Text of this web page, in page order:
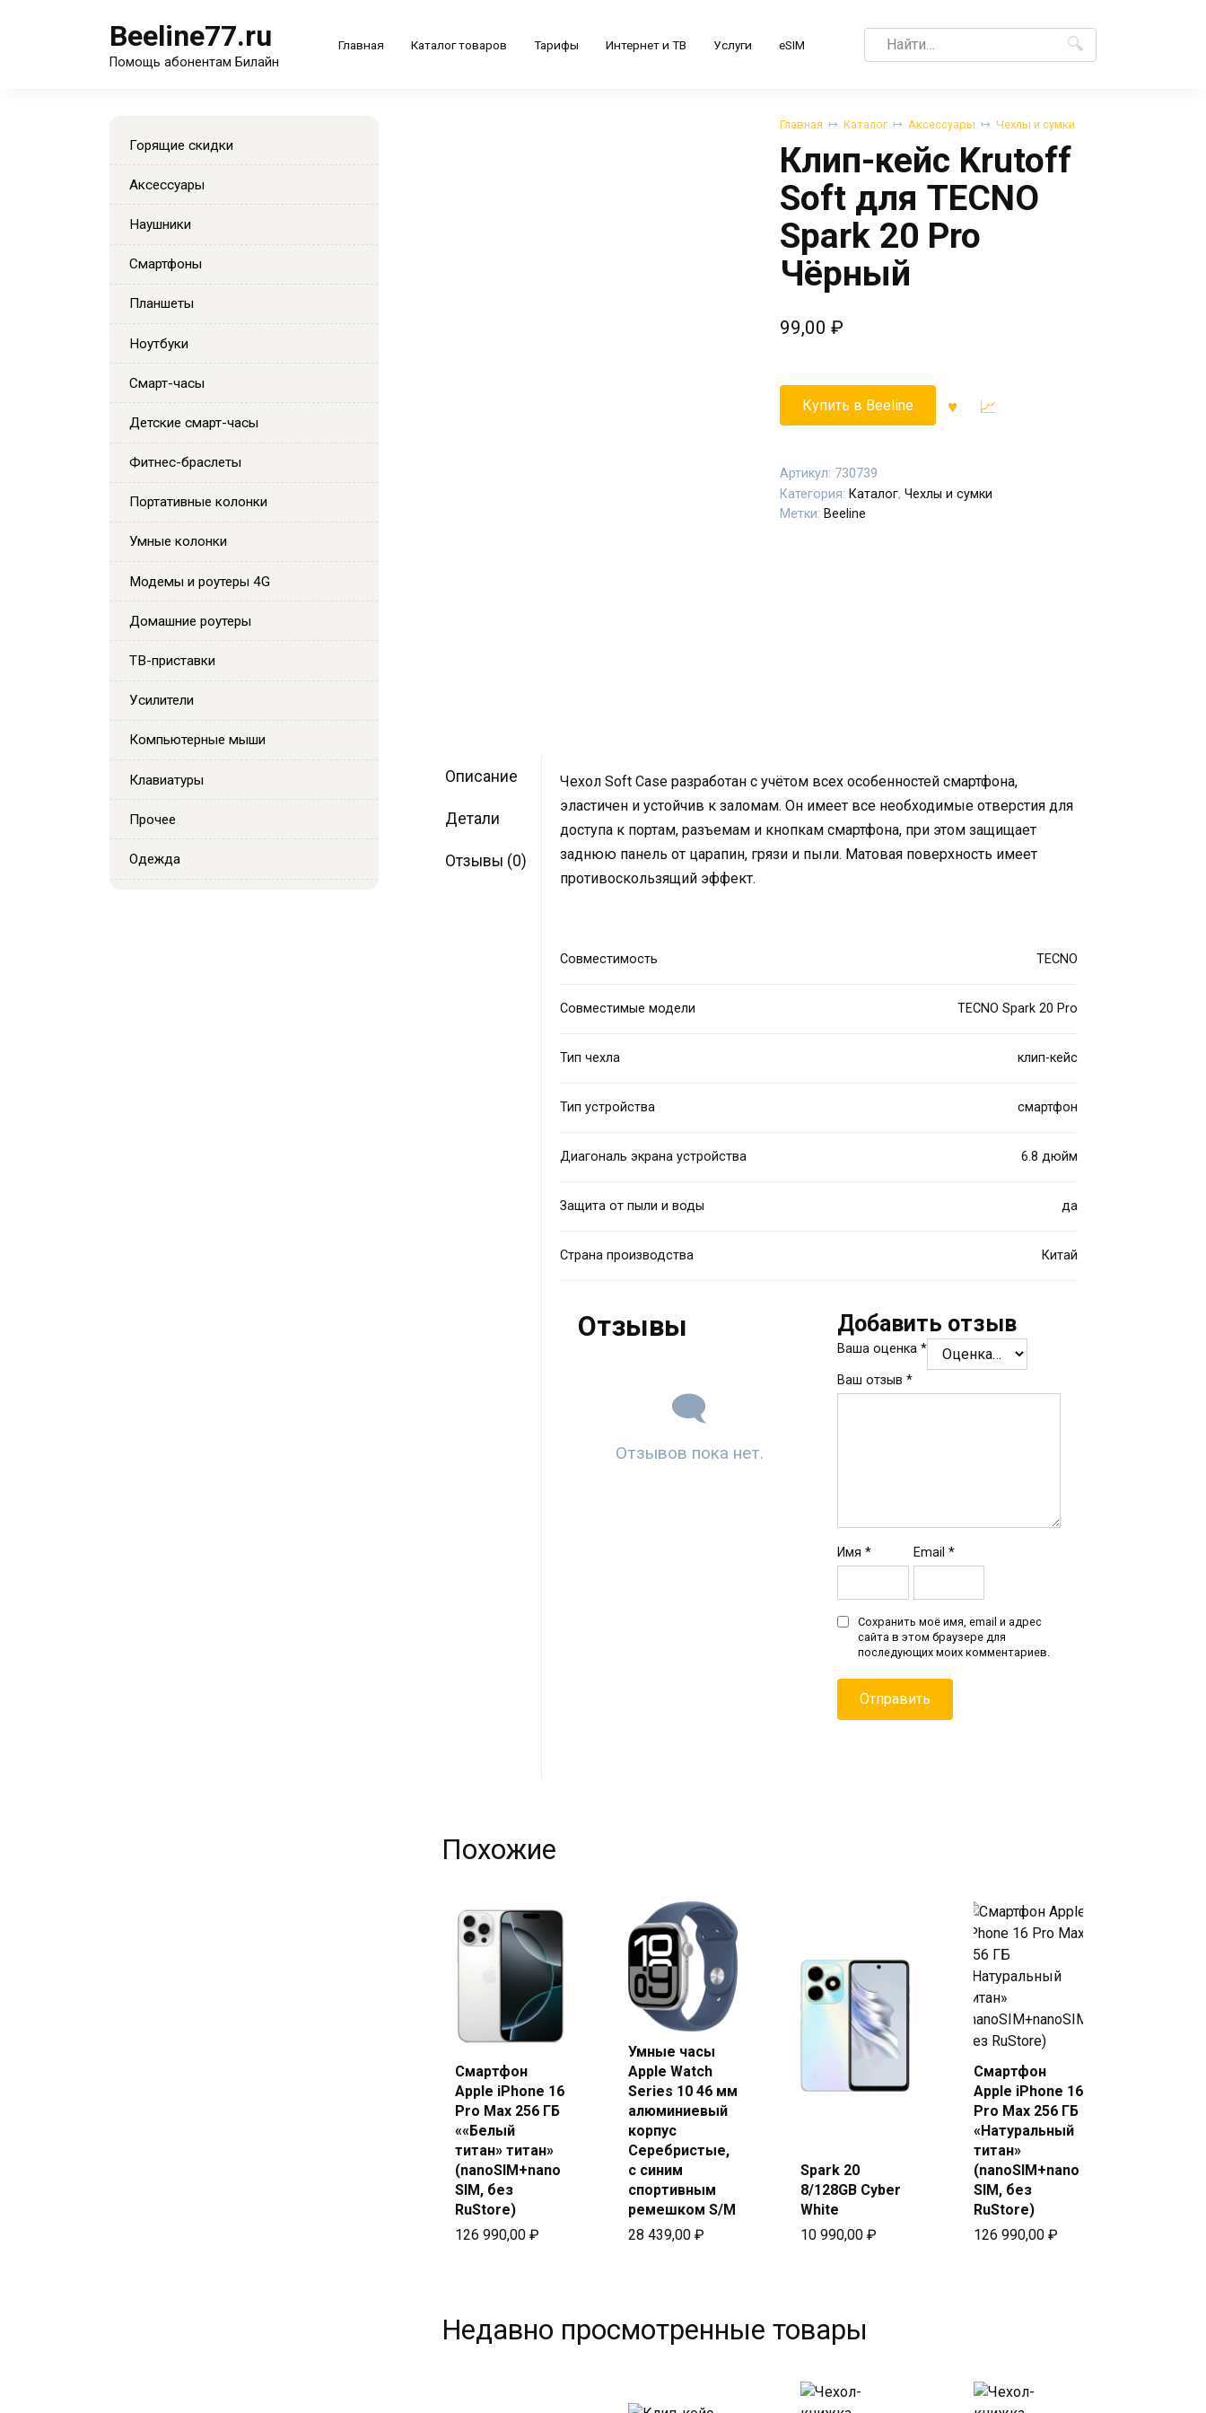
Beeline77.ru
Помощь абонентам Билайн
Главная Каталог товаров Тарифы Интернет и ТВ Услуги eSIM
Search
for:
Главная Каталог Аксессуары Чехлы и сумки
Клип-кейс Krutoff
Soft для TECNO
Spark 20 Pro
Чёрный
99,00 ₽
Купить в Beeline
Артикул: 730739
Категория: Каталог, Чехлы и сумки
Метки: Beeline
Описание
Детали
Отзывы (0)
Чехол Soft Case разработан с учётом всех особенностей смартфона,
эластичен и устойчив к заломам. Он имеет все необходимые отверстия для
доступа к портам, разъемам и кнопкам смартфона, при этом защищает
заднюю панель от царапин, грязи и пыли. Матовая поверхность имеет
противоскользящий эффект.
Совместимость TECNO
Совместимые модели TECNO Spark 20 Pro
Тип чехла клип-кейс
Тип устройства смартфон
Диагональ экрана устройства 6.8 дюйм
Защита от пыли и воды да
Страна производства Китай
Отзывы
Отзывов пока нет.
Добавить отзыв
Ваша оценка*
Ваш отзыв*
Имя* Email *
Сохранить моё имя, email и адрес
сайта в этом браузере для
последующих моих комментариев.
Похожие
Купить
в Beeline
Смартфон
Apple iPhone 16
Pro Max 256 ГБ
««Белый
титан» титан»
(nanoSIM+nano
SIM, без
RuStore)
126 990,00 ₽
Купить
в Beeline
Умные часы
Apple Watch
Series 10 46 мм
алюминиевый
корпус
Серебристые,
с синим
спортивным
ремешком S/M
28 439,00 ₽
Spark 20
8/128GB Cyber
White
10 990,00 ₽
Купить в
Beeline
Смартфон
Apple iPhone 16
Pro Max 256 ГБ
«Натуральный
титан»
(nanoSIM+nano
SIM, без
RuStore)
126 990,00 ₽
Недавно просмотренные товары
Горящие скидки
Аксессуары
Наушники
Смартфоны
Планшеты
Ноутбуки
Смарт-часы
Детские смарт-часы
Фитнес-браслеты
Портативные колонки
Умные колонки
Модемы и роутеры 4G
Домашние роутеры
ТВ-приставки
Усилители
Компьютерные мыши
Клавиатуры
Прочее
Одежда